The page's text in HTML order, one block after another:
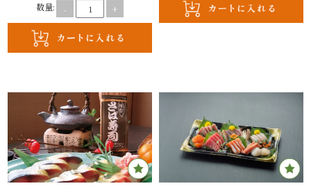
江
米
野
菜
お
数量: - +